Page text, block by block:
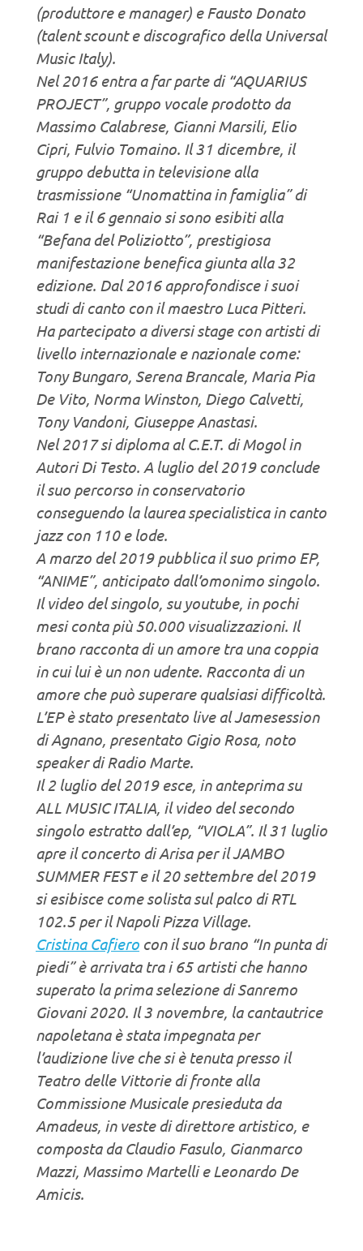
(produttore e manager) e Fausto Donato
(talent scount e discografico della Universal
Music Italy).
Nel 2016 entra a far parte di “AQUARIUS
PROJECT”, gruppo vocale prodotto da
Massimo Calabrese, Gianni Marsili, Elio
Cipri, Fulvio Tomaino. Il 31 dicembre, il
gruppo debutta in televisione alla
trasmissione “Unomattina in famiglia” di
Rai 1 e il 6 gennaio si sono esibiti alla
“Befana del Poliziotto”, prestigiosa
manifestazione benefica giunta alla 32
edizione. Dal 2016 approfondisce i suoi
studi di canto con il maestro Luca Pitteri.
Ha partecipato a diversi stage con artisti di
livello internazionale e nazionale come:
Tony Bungaro, Serena Brancale, Maria Pia
De Vito, Norma Winston, Diego Calvetti,
Tony Vandoni, Giuseppe Anastasi.
Nel 2017 si diploma al C.E.T. di Mogol in
Autori Di Testo. A luglio del 2019 conclude
il suo percorso in conservatorio
conseguendo la laurea specialistica in canto
jazz con 110 e lode.
A marzo del 2019 pubblica il suo primo EP,
“ANIME”, anticipato dall’omonimo singolo.
Il video del singolo, su youtube, in pochi
mesi conta più 50.000 visualizzazioni. Il
brano racconta di un amore tra una coppia
in cui lui è un non udente. Racconta di un
amore che può superare qualsiasi difficoltà.
L’EP è stato presentato live al Jamesession
di Agnano, presentato Gigio Rosa, noto
speaker di Radio Marte.
Il 2 luglio del 2019 esce, in anteprima su
ALL MUSIC ITALIA, il video del secondo
singolo estratto dall’ep, “VIOLA”. Il 31 luglio
apre il concerto di Arisa per il JAMBO
SUMMER FEST e il 20 settembre del 2019
si esibisce come solista sul palco di RTL
102.5 per il Napoli Pizza Village.
Cristina Cafiero con il suo brano “In punta di
piedi” è arrivata tra i 65 artisti che hanno
superato la prima selezione di Sanremo
Giovani 2020. Il 3 novembre, la cantautrice
napoletana è stata impegnata per
l’audizione live che si è tenuta presso il
Teatro delle Vittorie di fronte alla
Commissione Musicale presieduta da
Amadeus, in veste di direttore artistico, e
composta da Claudio Fasulo, Gianmarco
Mazzi, Massimo Martelli e Leonardo De
Amicis.